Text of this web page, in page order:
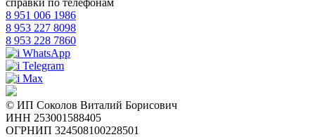
справки по телефонам
8 951 006 1986
8 953 227 8098
8 953 228 7860
WhatsApp
Telegram
Max
© ИП Соколов Виталий Борисович
ИНН 253001588405
ОГРНИП 324508100228501